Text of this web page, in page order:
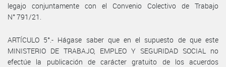
legajo conjuntamente con el Convenio Colectivo de Trabajo
N° 791/21.
ARTÍCULO 5°.- Hágase saber que en el supuesto de que este
MINISTERIO DE TRABAJO, EMPLEO Y SEGURIDAD SOCIAL no
efectúe la publicación de carácter gratuito de los acuerdos